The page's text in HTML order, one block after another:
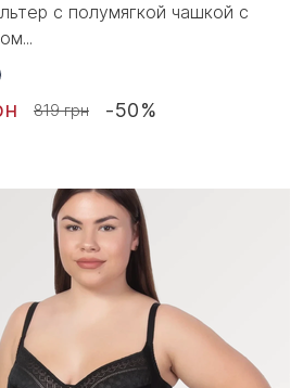
с полумягкой чашкой с
819 грн -50%